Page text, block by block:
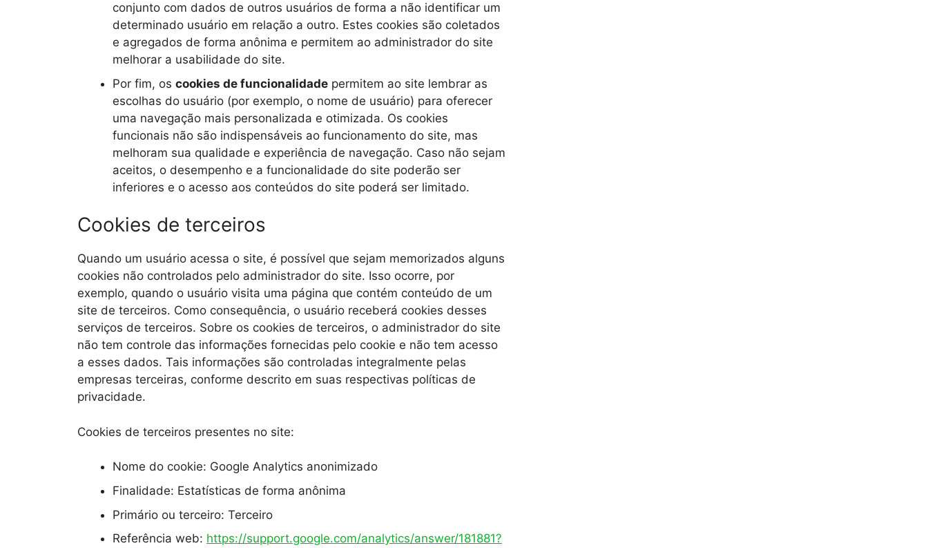
conjunto com dados de outros usuários de forma a não identificar um
determinado usuário em relação a outro. Estes cookies são coletados
e agregados de forma anônima e permitem ao administrador do site
melhorar a usabilidade do site.
Por fim, os cookies de funcionalidade permitem ao site lembrar as
escolhas do usuário (por exemplo, o nome de usuário) para oferecer
uma navegação mais personalizada e otimizada. Os cookies
funcionais não são indispensáveis ao funcionamento do site, mas
melhoram sua qualidade e experiência de navegação. Caso não sejam
aceitos, o desempenho e a funcionalidade do site poderão ser
inferiores e o acesso aos conteúdos do site poderá ser limitado.
Cookies de terceiros
Quando um usuário acessa o site, é possível que sejam memorizados alguns
cookies não controlados pelo administrador do site. Isso ocorre, por
exemplo, quando o usuário visita uma página que contém conteúdo de um
site de terceiros. Como consequência, o usuário receberá cookies desses
serviços de terceiros. Sobre os cookies de terceiros, o administrador do site
não tem controle das informações fornecidas pelo cookie e não tem acesso
a esses dados. Tais informações são controladas integralmente pelas
empresas terceiras, conforme descrito em suas respectivas políticas de
privacidade.
Cookies de terceiros presentes no site:
Nome do cookie: Google Analytics anonimizado
Finalidade: Estatísticas de forma anônima
Primário ou terceiro: Terceiro
Referência web: https://support.google.com/analytics/answer/181881?